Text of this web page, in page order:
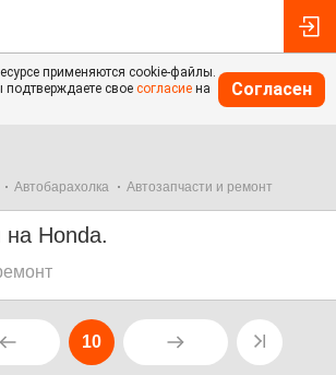
применяются cookie-файлы.
подтверждаете свое согласие на
Согласен
Автобарахолка Автозапчасти и ремонт
на Honda.
10